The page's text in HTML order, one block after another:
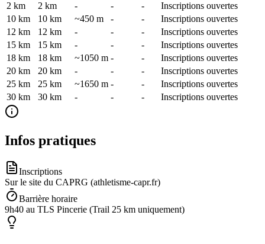
2 km
2 km - - -
Inscriptions ouvertes
10 km
10 km ~450 m - -
Inscriptions ouvertes
12 km
12 km - - -
Inscriptions ouvertes
15 km
15 km - - -
Inscriptions ouvertes
18 km
18 km ~1050 m - -
Inscriptions ouvertes
20 km
20 km - - -
Inscriptions ouvertes
25 km
25 km ~1650 m - -
Inscriptions ouvertes
30 km
30 km - - - Inscriptions ouvertes
Infos pratiques
Inscriptions
Sur le site du CAPRG (athletisme-capr.fr)
Barrière horaire
9h40 au TLS Pincerie (Trail 25 km uniquement)